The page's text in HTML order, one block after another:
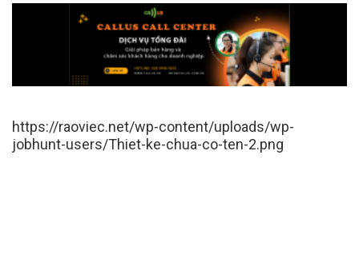
https://raoviec.net/wp-content/uploads/wp-
jobhunt-users/Thiet-ke-chua-co-ten-2.png